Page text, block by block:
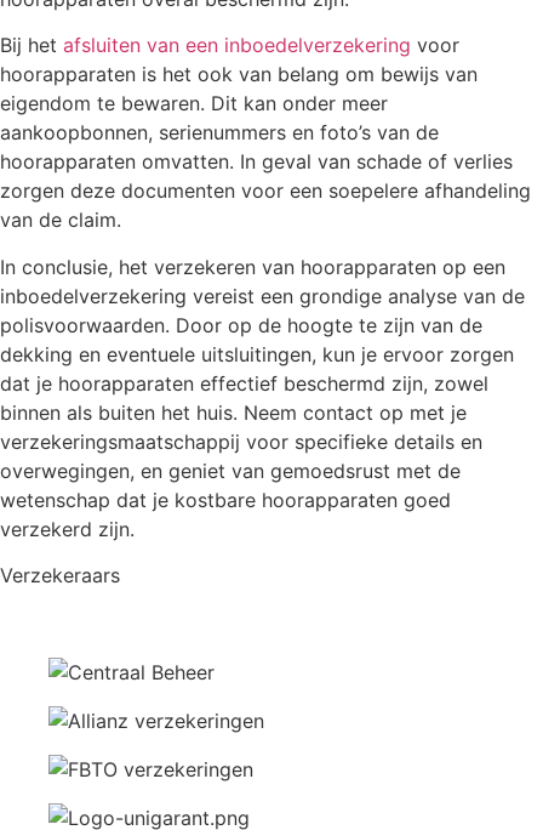
Bij het afsluiten van een inboedelverzekering voor
hoorapparaten is het ook van belang om bewijs van
eigendom te bewaren. Dit kan onder meer
aankoopbonnen, serienummers en foto’s van de
hoorapparaten omvatten. In geval van schade of verlies
zorgen deze documenten voor een soepelere afhandeling
van de claim.
In conclusie, het verzekeren van hoorapparaten op een
inboedelverzekering vereist een grondige analyse van de
polisvoorwaarden. Door op de hoogte te zijn van de
dekking en eventuele uitsluitingen, kun je ervoor zorgen
dat je hoorapparaten effectief beschermd zijn, zowel
binnen als buiten het huis. Neem contact op met je
verzekeringsmaatschappij voor specifieke details en
overwegingen, en geniet van gemoedsrust met de
wetenschap dat je kostbare hoorapparaten goed
verzekerd zijn.
Verzekeraars